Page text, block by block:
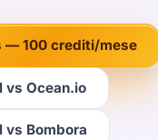
— 100 crediti/mese
vs Ocean.io
vs Bombora